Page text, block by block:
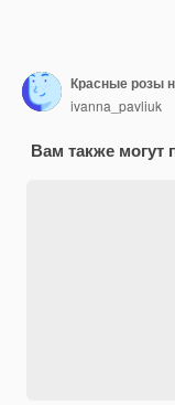
ivanna_pavliuk
Вам также могут